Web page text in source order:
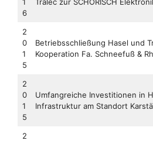
6
2
0
1
5
Betriebsschließung Hasel und
Kooperation Fa. Schneefuß &
2
0
1
5
Umfangreiche Investitionen in
Infrastruktur am Standort
2